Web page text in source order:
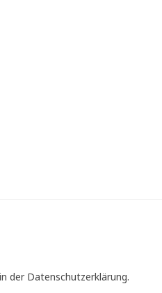
der Datenschutzerklärung.